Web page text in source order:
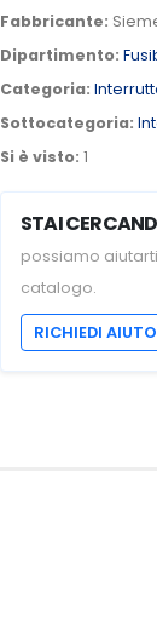
Fabbricante:
Dipartimento:
Categoria:
Sottocategoria:
Si è visto: 1
STAI
possiamo
catalogo.
RICHIEDI AIUTO